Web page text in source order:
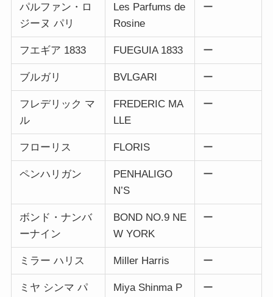
パルファン・ロ
ジーヌ パリ
Les Parfums de
Rosine
ー
フエギア 1833 FUEGUIA 1833 ー
ブルガリ BVLGARI ー
フレデリック マ
ル
FREDERIC MA
LLE
ー
フローリス FLORIS ー
ペンハリガン
PENHALIGO
N’S
ー
ボンド・ナンバ
ーナイン
BOND NO.9 NE
W YORK
ー
ミラー ハリス Miller Harris ー
ミヤ シンマ パ
Miya Shinma P
ー